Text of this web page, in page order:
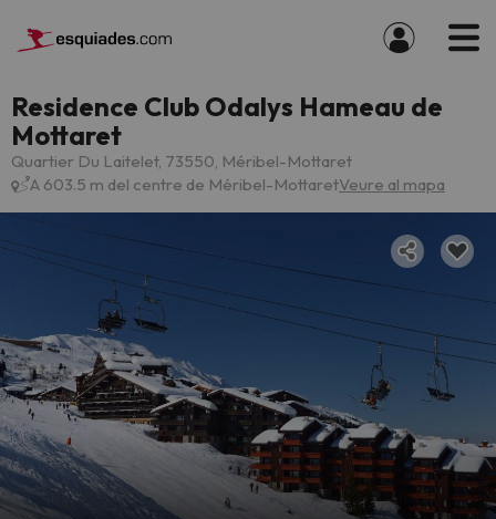
Residence Club Odalys Hameau de
Mottaret
Quartier Du Laitelet, 73550, Méribel-Mottaret
A 603.5 m del centre de Méribel-MottaretVeure al mapa